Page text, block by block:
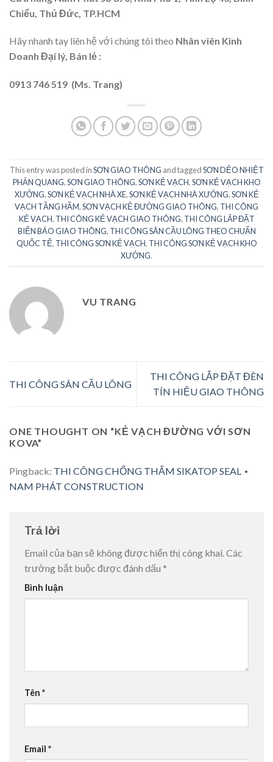
Chiểu, Thủ Đức, TP.HCM
Hãy nhanh tay liên hệ với chúng tôi theo Nhân viên Kinh
Doanh Đại lý, Bán lẻ :
0913 746 519 (Ms. Trang)
This entry was posted inSƠN GIAO THÔNG and taggedSƠN DẺO NHIỆT
PHẢN QUANG,SƠN GIAO THÔNG,SƠN KẺ VẠCH,SƠN KẺ VẠCH KHO
XƯỞNG,SƠN KẺ VẠCH NHÀ XE,SƠN KẺ VẠCH NHÀ XƯỞNG,SƠN KẺ
VẠCH TẦNG HẦM,SƠN VẠCH KẺ ĐƯỜNG GIAO THÔNG, THI CÔNG
KẺ VẠCH, THI CÔNG KẺ VẠCH GIAO THÔNG, THI CÔNG LẮP ĐẶT
BIỂN BÁO GIAO THÔNG, THI CÔNG SÂN CẦU LÔNG THEO CHUẨN
QUỐC TẾ, THI CÔNG SƠN KẺ VẠCH, THI CÔNG SƠN KẺ VẠCH KHO
XƯỞNG.
VU TRANG
THI CÔNG SÂN CẦU LÔNG
THI CÔNG LẮP ĐẶT ĐÈN
TÍN HIỆU GIAO THÔNG
ONE THOUGHT ON “KẺ VẠCH ĐƯỜNG VỚI SƠN
KOVA”
Pingback: THI CÔNG CHỐNG THẤM SIKATOP SEAL ⋆
NAM PHÁT CONSTRUCTION
Trả lời
Email của bạn sẽ không được hiển thị công khai.Các
trường bắt buộc được đánh dấu *
Bình luận
Tên *
Email *